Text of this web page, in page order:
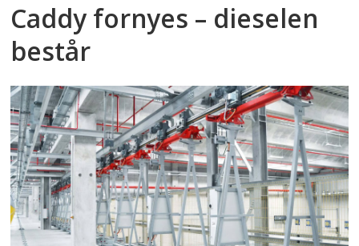
Caddy fornyes – dieselen
består